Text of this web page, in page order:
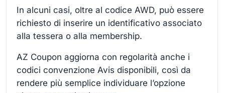
In alcuni casi, oltre al codice AWD, può essere
richiesto di inserire un identificativo associato
alla tessera o alla membership.
AZ Coupon aggiorna con regolarità anche i
codici convenzione Avis disponibili, così da
rendere più semplice individuare l’opzione